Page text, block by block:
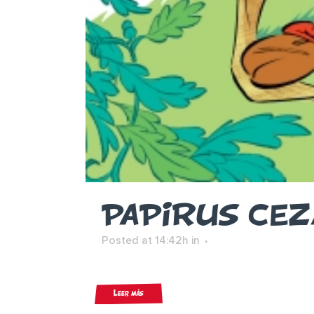
PAPIRUS
Posted at 14:42h in
Leer más